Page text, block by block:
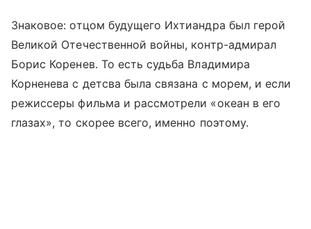
Знаковое: отцом будущего Ихтиандра был герой
Великой Отечественной войны, контр-адмирал
Борис Коренев. То есть судьба Владимира
Корненева с детсва была связана с морем, и если
режиссеры фильма и рассмотрели «океан в его
глазах», то скорее всего, именно поэтому.